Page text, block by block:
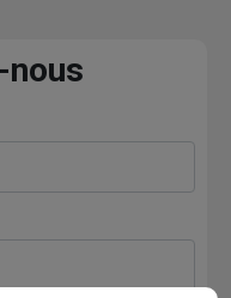
nous